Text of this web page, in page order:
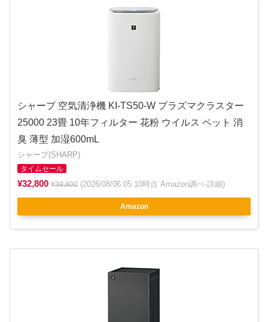
シャープ 空気清浄機 KI-TS50-W プラズマクラスター
25000 23畳 10年フィルター 花粉 ウイルス ペット 消
臭 薄型 加湿600mL
シャープ(SHARP)
タイムセール
¥32,800 ¥39,800 (2026/08/06 05:10時点 Amazon調べ-詳細)
Amazon